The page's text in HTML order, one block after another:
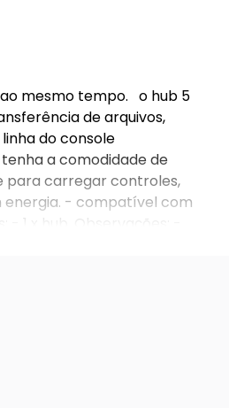
mesmo tempo. o hub 5
de arquivos,
do console
a comodidade de
para carregar controles,
energia. - compatível com
1 x hub. Observações: -